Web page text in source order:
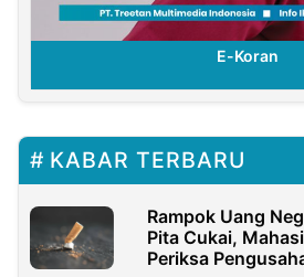
E-Koran
KABAR TERBARU
Rampok Uang
Pita Cukai,
Periksa